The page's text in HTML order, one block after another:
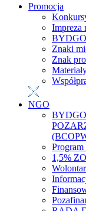
Promocja
Impreza
Znaki
Znak
NGO
1,5%